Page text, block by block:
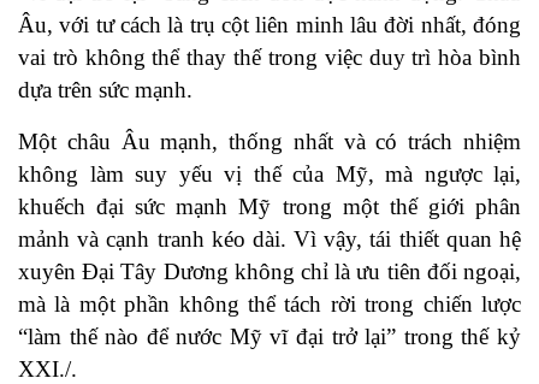
Âu, với tư cách là trụ cột liên minh lâu đời nhất, đóng
vai trò không thể thay thế trong việc duy trì hòa bình
dựa trên sức mạnh.
Một châu Âu mạnh, thống nhất và có trách nhiệm
không làm suy yếu vị thế của Mỹ, mà ngược lại,
khuếch đại sức mạnh Mỹ trong một thế giới phân
mảnh và cạnh tranh kéo dài. Vì vậy, tái thiết quan hệ
xuyên Đại Tây Dương không chỉ là ưu tiên đối ngoại,
mà là một phần không thể tách rời trong chiến lược
“làm thế nào để nước Mỹ vĩ đại trở lại” trong thế kỷ
XXI./.